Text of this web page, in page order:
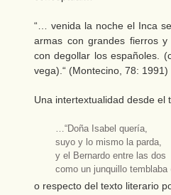
“… venida la noche el Inca
armas con grandes fierros
con degollar los españoles.
vega).“ (Montecino, 78: 1991)
Una intertextualidad desde el
…“Doña Isabel quería,
suyo y lo mismo la parda,
y el Bernardo entre las dos
como un junquillo
o respecto del texto literario